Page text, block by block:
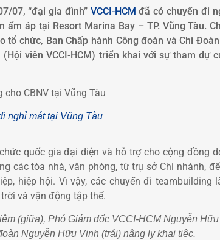
07, “đại gia đình” VCCI-HCM đã có chuyến đi
ấm áp tại Resort Marina Bay – TP. Vũng Tàu.
tổ chức, Ban Chấp hành Công đoàn và Chi
viên VCCI-HCM) triển khai với sự tham dự
nghỉ mát tại Vũng Tàu
quốc gia đại diện và hỗ trợ cho cộng đồng
các tòa nhà, văn phòng, từ trụ sở Chi nhánh,
hiệp hội. Vì vậy, các chuyến đi
và vận động tập thể.
(giữa), Phó Giám đốc VCCI-HCM Nguyễn
Nguyễn Hữu Vinh (trái) nâng ly khai tiệc.